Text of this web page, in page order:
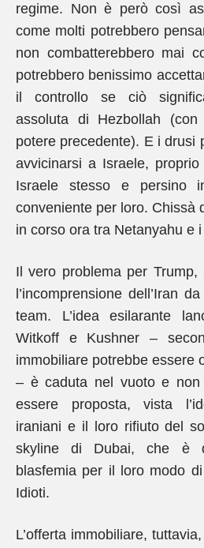
regime. Non è però così
come molti potrebbero
non combatterebbero mai
potrebbero benissimo
il controllo se ciò
assoluta di Hezbollah
potere precedente). E i drusi
avvicinarsi a Israele,
Israele stesso e persino
conveniente per loro. Chissà
in corso ora tra Netanyahu e
Il vero problema per Trump,
l’incomprensione dell’Iran
team. L’idea esilarante
Witkoff e Kushner –
immobiliare potrebbe essere
– è caduta nel vuoto e non
essere proposta, vista
iraniani e il loro rifiuto del
skyline di Dubai, che è
blasfemia per il loro modo
Idioti.
L’offerta immobiliare,